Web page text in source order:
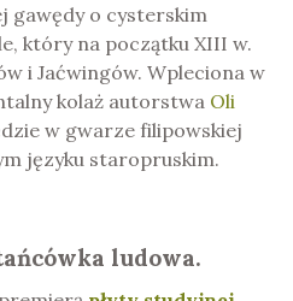
gawędy o cysterskim
który na początku XIII w.
i Jaćwingów. Wpleciona w
kolaż autorstwa Oli
w gwarze filipowskiej
języku staropruskim.
ludowa.